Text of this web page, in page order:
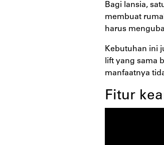
Bagi lansia,
membuat
harus
Kebutuhan ini
lift yang sama
manfaatnya
Fitur